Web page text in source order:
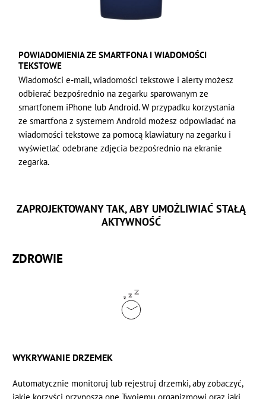
POWIADOMIENIA ZE SMARTFONA I WIADOMOŚCI
TEKSTOWE
Wiadomości e-mail, wiadomości tekstowe i alerty możesz
odbierać bezpośrednio na zegarku sparowanym ze
smartfonem iPhone lub Android. W przypadku korzystania
ze smartfona z systemem Android możesz odpowiadać na
wiadomości tekstowe za pomocą klawiatury na zegarku i
wyświetlać odebrane zdjęcia bezpośrednio na ekranie
zegarka.
ZAPROJEKTOWANY TAK, ABY UMOŻLIWIAĆ STAŁĄ
AKTYWNOŚĆ
ZDROWIE
WYKRYWANIE DRZEMEK
Automatycznie monitoruj lub rejestruj drzemki, aby zobaczyć,